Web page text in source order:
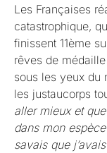
Les Françaises
catastrophique,
finissent 11ème
rêves de
sous les yeux du
les justaucorps
aller mieux et
dans mon
savais que